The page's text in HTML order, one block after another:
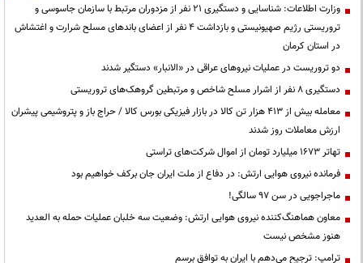
وزارت اطلاعات: شناسایی و دستگیری ۲۱ نفر از مزدوران مرتبط با سازمان جاسوسی و
تروریستی رژیم صهیونیستی و بازداشت ۴ نفر از اعضای باندهای مسلح شرارت و اغتشاش
در استان کرمان
دو تروریست در عملیات نیروهای عراقی در «الانبار» دستگیر شدند
دستگیری ۸ نفر از اشرار مسلح شاخص و مرتبطین گروهک‌های تروریستی
معامله بیش از ۴۱۳ هزار تن کالا در بازار فیزیکی بورس کالا / حراج باز و پتروشیمی پیشران
ارزش معاملات روز شدند
تهاتر ۱۶۷۳ میلیارد تومان از اموال شرکت‌های تراستی
فرمانده نیروی هوایی ارتش: در دفاع از ملت ایران جان برکف خواهیم بود
ماجراجویی در سن ۹۷ سالگی!
معاون هماهنگ‌کننده نیروی هوایی ارتش: وضعیت سه خلبان عملیات حمله به العدید
هنوز مشخص نیست
ترامپ: ترجیح می‌دهم با ایران به توافق برسم